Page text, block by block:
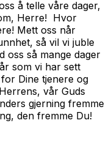
å telle våre dager,
Herre! Hvor
Mett oss når
så vil vi juble
oss så mange dager
som vi har sett
Dine tjenere og
vår Guds
gjerning fremme
den fremme Du!